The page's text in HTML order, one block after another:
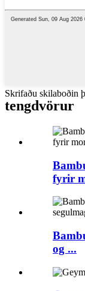
Skrifaðu skilaboðin
tengdvörur
fyrir
og ...